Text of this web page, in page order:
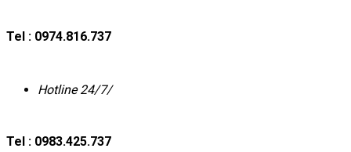
Tel : 0974.816.737
Hotline 24/7/
Tel : 0983.425.737